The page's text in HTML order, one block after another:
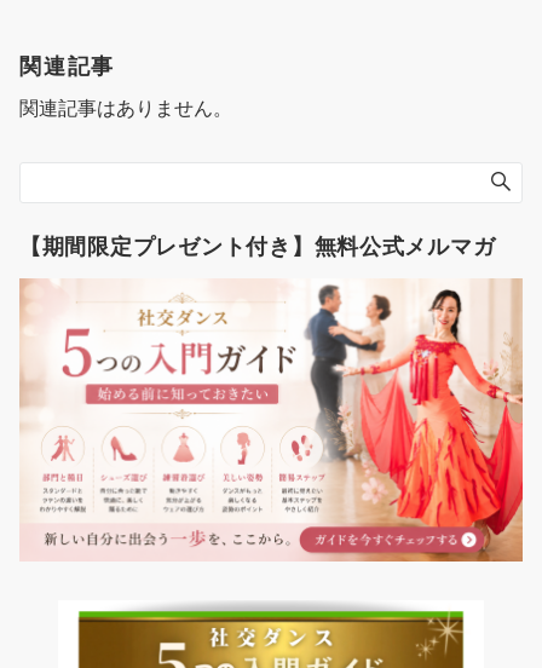
ゲ
ー
ン
関連記事
関連記事はありません。
【期間限定プレゼント付き】無料公式メルマガ